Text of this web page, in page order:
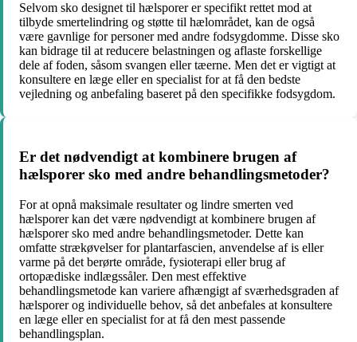
Selvom sko designet til hælsporer er specifikt rettet mod at
tilbyde smertelindring og støtte til hælområdet, kan de også
være gavnlige for personer med andre fodsygdomme. Disse sko
kan bidrage til at reducere belastningen og aflaste forskellige
dele af foden, såsom svangen eller tæerne. Men det er vigtigt at
konsultere en læge eller en specialist for at få den bedste
vejledning og anbefaling baseret på den specifikke fodsygdom.
Er det nødvendigt at kombinere brugen af
hælsporer sko med andre behandlingsmetoder?
For at opnå maksimale resultater og lindre smerten ved
hælsporer kan det være nødvendigt at kombinere brugen af
hælsporer sko med andre behandlingsmetoder. Dette kan
omfatte strækøvelser for plantarfascien, anvendelse af is eller
varme på det berørte område, fysioterapi eller brug af
ortopædiske indlægssåler. Den mest effektive
behandlingsmetode kan variere afhængigt af sværhedsgraden af
hælsporer og individuelle behov, så det anbefales at konsultere
en læge eller en specialist for at få den mest passende
behandlingsplan.